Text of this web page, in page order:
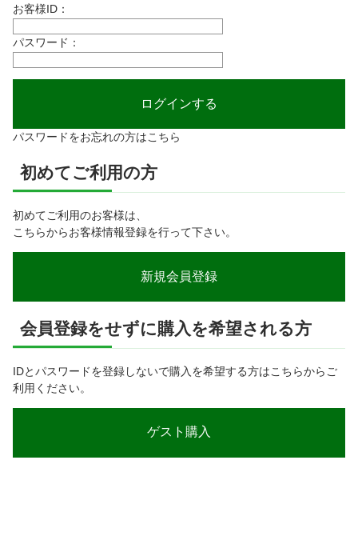
お客様ID：
パスワード：
パスワードをお忘れの方はこちら
初めてご利用の方
初めてご利用のお客様は、
こちらからお客様情報登録を行って下さい。
会員登録をせずに購入を希望される方
IDとパスワードを登録しないで購入を希望する方はこちらからご
利用ください。